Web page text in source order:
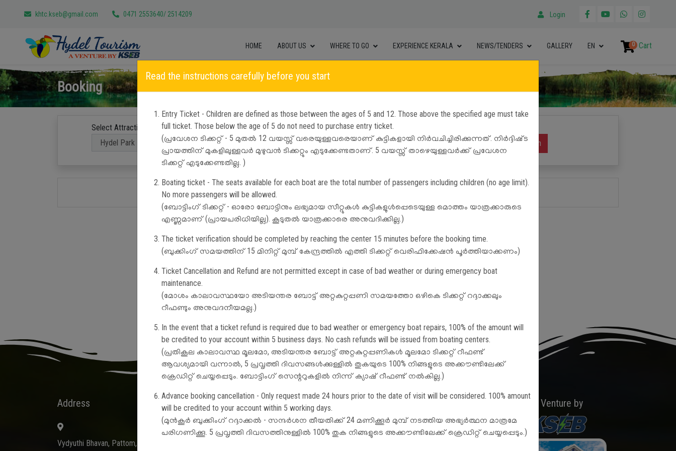
khtc.kseb@gmail.com 0471 2553640/ 2514209 Login
HOME ABOUT US WHERE TO GO EXPERIENCE KERALA NEWS/TENDERS GALLERY EN 0 Cart
Booking
Select Attractions Select Facility VisitingDate
Search
Cart Empty
Read the instructions carefully before you start
Entry Ticket - Children are defined as those between the ages of 5 and 12. Those above the specified age must take
full ticket. Those below the age of 5 do not need to purchase entry ticket.
(പ്രവേശന ടിക്കറ്റ് - 5 മുതൽ 12 വയസ്സ് വരെയുള്ളവരെയാണ് കുട്ടികളായി നിർവചിച്ചിരിക്കുന്നത്. നിർദ്ദിഷ്‌ട
പ്രായത്തിന് മുകളിലുള്ളവർ മുഴുവൻ ടിക്കറ്റും എടുക്കേണ്ടതാണ്. 5 വയസ്സ് താഴെയുള്ളവർക്ക് പ്രവേശന
ടിക്കറ്റ് എടുക്കേണ്ടതില്ല. )
Boating ticket - The seats available for each boat are the total number of passengers including children (no age limit).
No more passengers will be allowed.
(ബോട്ടിംഗ് ടിക്കറ്റ് - ഓരോ ബോട്ടിനും ലഭ്യമായ സീറ്റുകൾ കുട്ടികളുൾപ്പെടെയുള്ള മൊത്തം യാത്രക്കാരുടെ
എണ്ണമാണ് (പ്രായപരിധിയില്ല). കൂടുതൽ യാത്രക്കാരെ അനുവദിക്കില്ല.)
The ticket verification should be completed by reaching the center 15 minutes before the booking time.
(ബുക്കിംഗ് സമയത്തിന് 15 മിനിറ്റ് മുമ്പ് കേന്ദ്രത്തിൽ എത്തി ടിക്കറ്റ് വെരിഫിക്കേഷൻ പൂർത്തിയാക്കണം)
Ticket Cancellation and Refund are not permitted except in case of bad weather or during emergency boat
maintenance.
(മോശം കാലാവസ്ഥയോ അടിയന്തര ബോട്ട് അറ്റകുറ്റപ്പണി സമയത്തോ ഒഴികെ ടിക്കറ്റ് റദ്ദാക്കലും
റീഫണ്ടും അനുവദനീയമല്ല.)
In the event that a ticket refund is required due to bad weather or emergency boat repairs, 100% of the amount will
be credited to your account within 5 business days. No cash refunds will be issued from boating centers.
(പ്രതികൂല കാലാവസ്ഥ മൂലമോ, അടിയന്തര ബോട്ട് അറ്റകുറ്റപ്പണികൾ മൂലമോ ടിക്കറ്റ് റീഫണ്ട്
ആവശ്യമായി വന്നാൽ, 5 പ്രവൃത്തി ദിവസങ്ങൾക്കുള്ളിൽ തുകയുടെ 100% നിങ്ങളുടെ അക്കൗണ്ടിലേക്ക്
ക്രെഡിറ്റ് ചെയ്യപ്പെടും. ബോട്ടിംഗ് സെന്ററുകളിൽ നിന്ന് ക്യാഷ് റീഫണ്ട് നൽകില്ല.)
Advance booking cancellation - Only request made 24 hours prior to the date of visit will be considered. 100% amount
will be credited to your account within 5 working days.
(മുൻകൂർ ബുക്കിംഗ് റദ്ദാക്കൽ - സന്ദർശന തീയതിക്ക് 24 മണിക്കൂർ മുമ്പ് നടത്തിയ അഭ്യർത്ഥന മാത്രമേ
പരിഗണിക്കൂ. 5 പ്രവൃത്തി ദിവസത്തിനുള്ളിൽ 100% തുക നിങ്ങളുടെ അക്കൗണ്ടിലേക്ക് ക്രെഡിറ്റ് ചെയ്യപ്പെടും.)
Address
Vydyuthi Bhavan, Pattom,
Quick Links
Governing Body
Other Links
Disclaimer
A Venture by